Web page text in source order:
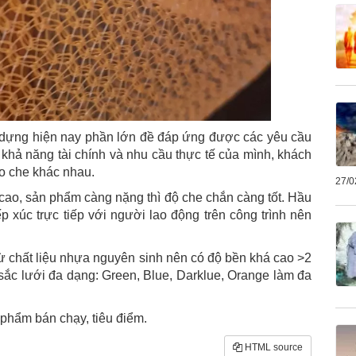
hiện nay phần lớn đề đáp ứng được các yêu cầu
năng tài chính và nhu cầu thực tế của mình, khách
che khác nhau.
sản phẩm càng nặng thì độ che chắn càng tốt. Hầu
xúc trực tiếp với người lao động trên công trình nên
liệu nhựa nguyên sinh nên có độ bền khá cao >2
lưới đa dạng: Green, Blue, Darklue, Orange làm đa
bán chạy, tiêu điểm.
HTML source
27/